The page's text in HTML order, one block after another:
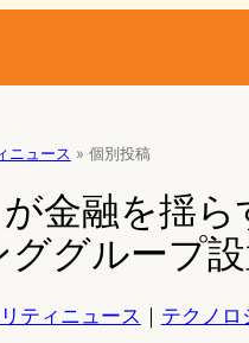
ニュース » 個別投稿
金融を揺ら
グループ
ティニュース ｜ テクノロ